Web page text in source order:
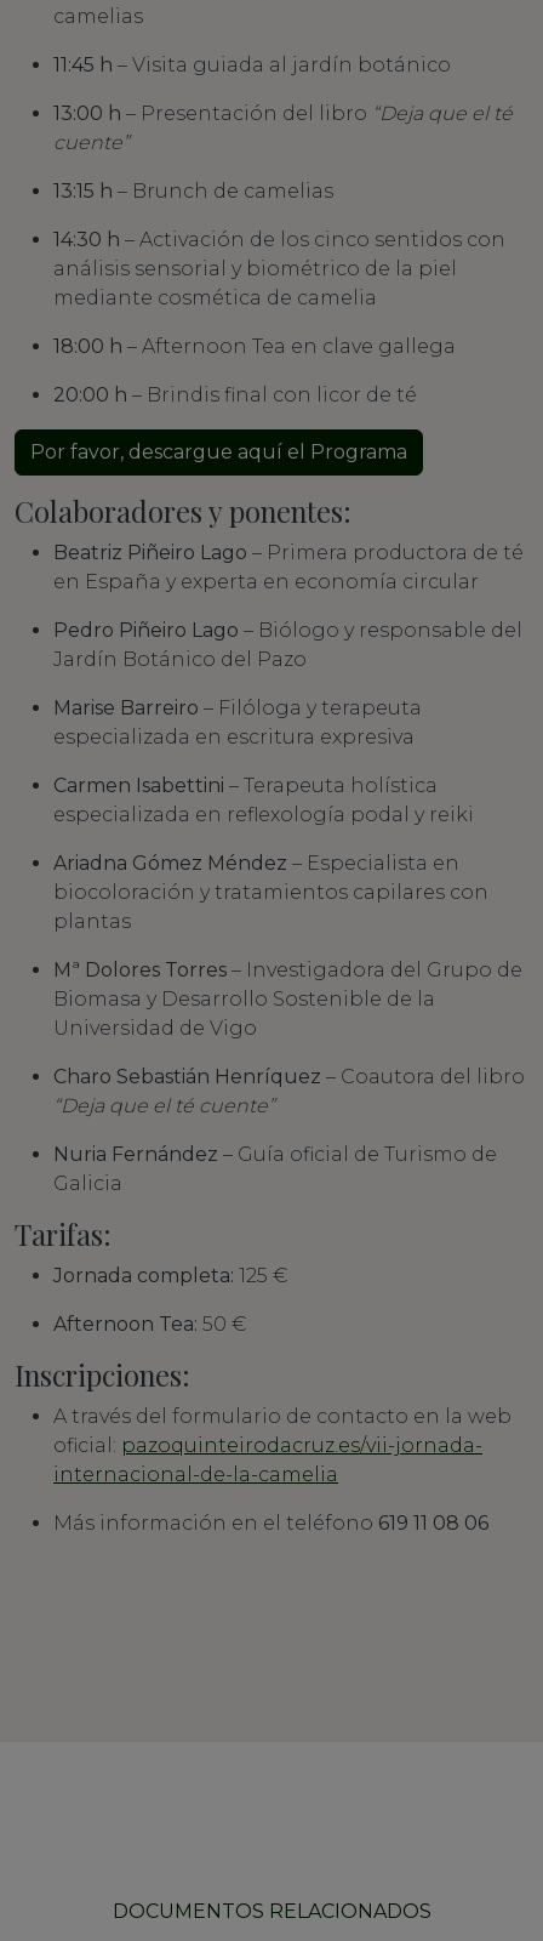
camelias
11:45 h – Visita guiada al jardín botánico
13:00 h – Presentación del libro “Deja que el té
cuente”
13:15 h – Brunch de camelias
14:30 h – Activación de los cinco sentidos con
análisis sensorial y biométrico de la piel
mediante cosmética de camelia
18:00 h – Afternoon Tea en clave gallega
20:00 h – Brindis final con licor de té
Por favor, descargue aquí el Programa
Colaboradores y ponentes:
Beatriz Piñeiro Lago – Primera productora de té
en España y experta en economía circular
Pedro Piñeiro Lago – Biólogo y responsable del
Jardín Botánico del Pazo
Marise Barreiro – Filóloga y terapeuta
especializada en escritura expresiva
Carmen Isabettini – Terapeuta holística
especializada en reflexología podal y reiki
Ariadna Gómez Méndez – Especialista en
biocoloración y tratamientos capilares con
plantas
Mª Dolores Torres – Investigadora del Grupo de
Biomasa y Desarrollo Sostenible de la
Universidad de Vigo
Charo Sebastián Henríquez – Coautora del libro
“Deja que el té cuente”
Nuria Fernández – Guía oficial de Turismo de
Galicia
Tarifas:
Jornada completa: 125 €
Afternoon Tea: 50 €
Inscripciones:
A través del formulario de contacto en la web
oficial: pazoquinteirodacruz.es/vii-jornada-
internacional-de-la-camelia
Más información en el teléfono 619 11 08 06
DOCUMENTOS RELACIONADOS